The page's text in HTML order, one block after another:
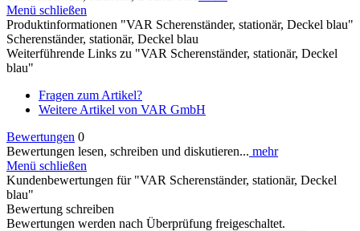
Menü schließen
Produktinformationen "VAR Scherenständer, stationär, Deckel blau"
Scherenständer, stationär, Deckel blau
Weiterführende Links zu "VAR Scherenständer, stationär, Deckel
blau"
Fragen zum Artikel?
Weitere Artikel von VAR GmbH
Bewertungen 0
Bewertungen lesen, schreiben und diskutieren... mehr
Menü schließen
Kundenbewertungen für "VAR Scherenständer, stationär, Deckel
blau"
Bewertung schreiben
Bewertungen werden nach Überprüfung freigeschaltet.